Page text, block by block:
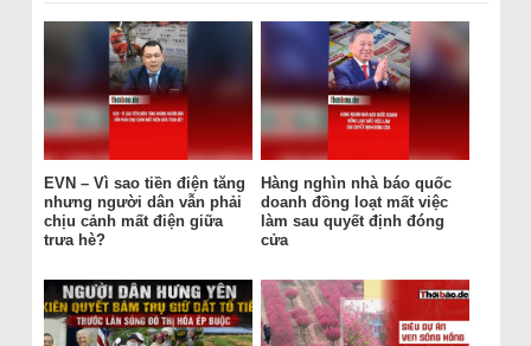
EVN – Vì sao tiền điện tăng
nhưng người dân vẫn phải
chịu cảnh mất điện giữa
trưa hè?
Hàng nghìn nhà báo quốc
doanh đồng loạt mất việc
làm sau quyết định đóng
cửa